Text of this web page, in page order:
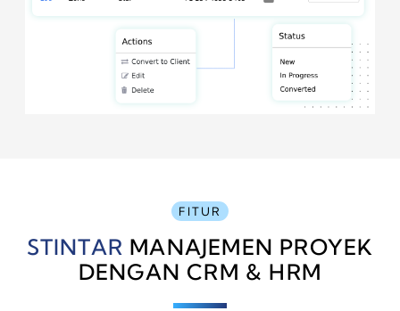
FITUR
STINTAR MANAJEMEN PROYEK
DENGAN CRM & HRM